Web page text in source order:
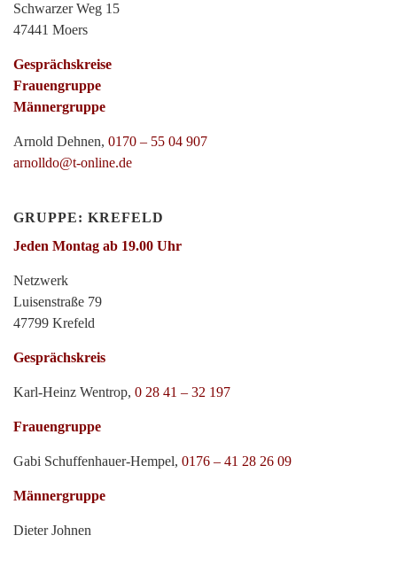
Schwarzer Weg 15
47441 Moers
Gesprächskreise
Frauengruppe
Männergruppe
Arnold Dehnen, 0170 – 55 04 907
arnolldo@t-online.de
GRUPPE: KREFELD
Jeden Montag ab 19.00 Uhr
Netzwerk
Luisenstraße 79
47799 Krefeld
Gesprächskreis
Karl-Heinz Wentrop, 0 28 41 – 32 197
Frauengruppe
Gabi Schuffenhauer-Hempel, 0176 – 41 28 26 09
Männergruppe
Dieter Johnen